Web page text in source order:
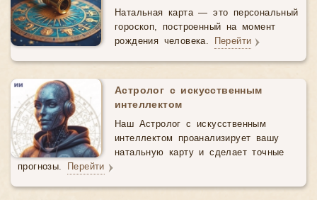
Натальная карта — это персональный
гороскоп, построенный на момент
рождения человека. Перейти
Астролог с искусственным
интеллектом
Наш Астролог с искусственным
интеллектом проанализирует вашу
натальную карту и сделает точные
прогнозы. Перейти